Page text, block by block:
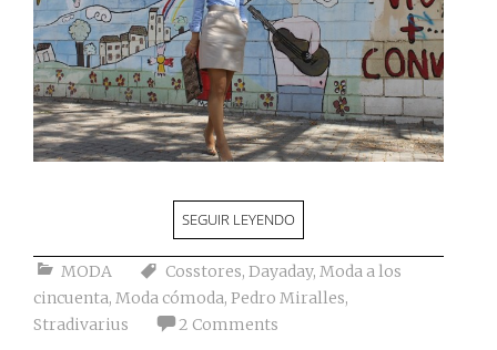
SEGUIR LEYENDO
MODA Cosstores, Dayaday, Moda a los
cincuenta, Moda cómoda, Pedro Miralles,
Stradivarius
2 Comments